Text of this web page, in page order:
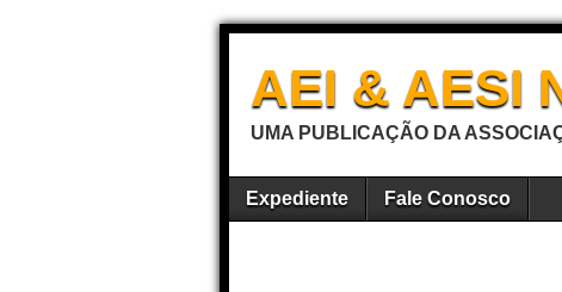
AEI & AESI
UMA PUBLICAÇÃO DA
Expediente Fale Conosco